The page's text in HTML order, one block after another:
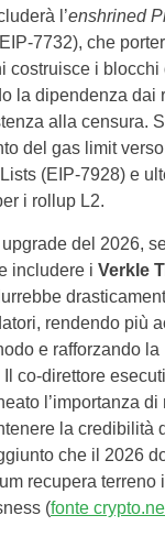
l’enshrined
7732), che
costruisce i blocchi
la dipendenza dai
alla censura.
del gas limit
(EIP-7928) e
i rollup L2.
del 2026,
includere i Verkle
rendendo più
e rafforzando la
co-direttore
l’importanza di
la credibilità
che il 2026
recupera
(fonte